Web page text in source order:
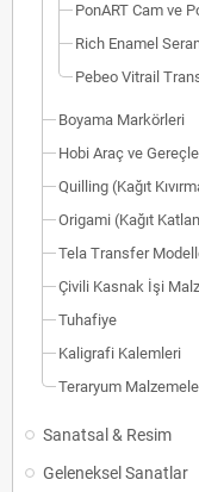
PonART Cam ve
Rich Enamel
Pebeo Vitrail
Boyama Markörleri
Hobi Araç ve
Quilling (Kağıt
Origami (Kağıt
Tela Transfer
Çivili Kasnak İşi
Tuhafiye
Kaligrafi Kalemleri
Teraryum
Sanatsal & Resim
Geleneksel Sanatlar